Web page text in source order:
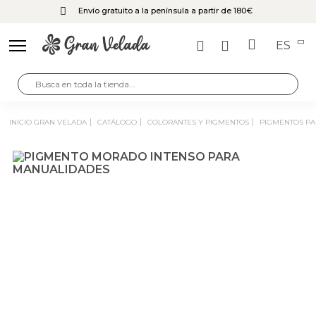
Envío gratuito a la península a partir de 180€
ES
INICIO GRAN VELADA CATÁLOGO COLORANTES Y PIGMENTOS PIGMENTOS